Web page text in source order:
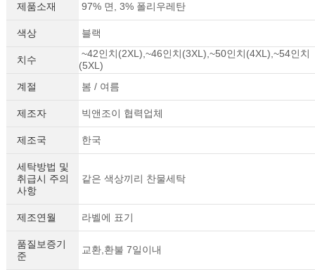
제품소재 97% 면, 3% 폴리우레탄
색상 블랙
치수
~42인치(2XL),~46인치(3XL),~50인치(4XL),~54인치
(5XL)
계절
봄 / 여름
제조자 빅앤조이 협력업체
제조국 한국
세탁방법 및
취급시 주의
사항
같은 색상끼리 찬물세탁
제조연월 라벨에 표기
품질보증기
준
교환,환불 7일이내